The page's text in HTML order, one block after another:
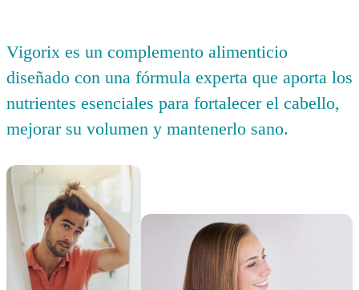
Vigorix es un complemento alimenticio
diseñado con una fórmula experta que aporta los
nutrientes esenciales para fortalecer el cabello,
mejorar su volumen y mantenerlo sano.